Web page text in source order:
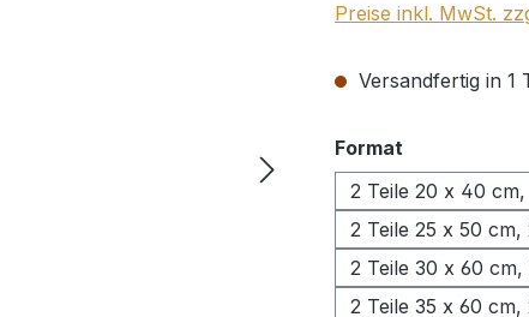
Preise inkl. MwSt.
Versandfertig in 1
Format
2 Teile 20 x 40
2 Teile 25 x 50
2 Teile 30 x 60
2 Teile 35 x 60